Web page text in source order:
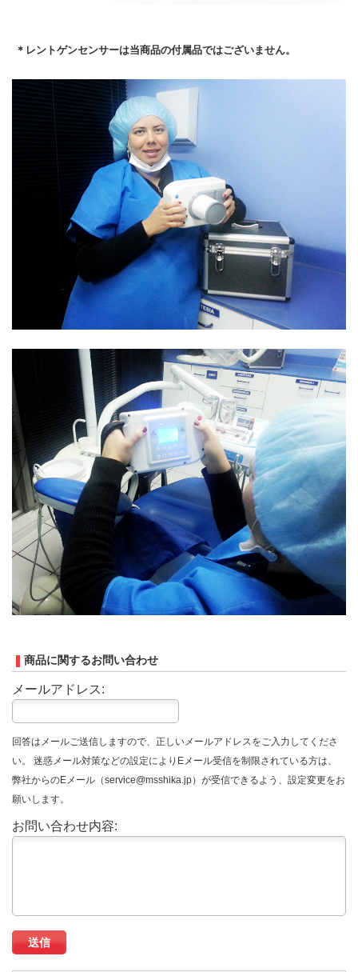
＊レントゲンセンサーは当商品の付属品ではございません。
商品に関するお問い合わせ
メールアドレス:
回答はメールご送信しますので、正しいメールアドレスをご入力してくださ
い。 迷惑メール対策などの設定によりEメール受信を制限されている方は、
弊社からのEメール（service@msshika.jp）が受信できるよう、設定変更をお
願いします。
お問い合わせ内容: